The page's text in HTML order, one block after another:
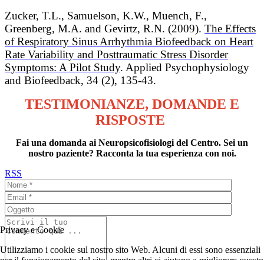
Zucker, T.L., Samuelson, K.W., Muench, F.,
Greenberg, M.A. and Gevirtz, R.N. (2009). The Effects
of Respiratory Sinus Arrhythmia Biofeedback on Heart
Rate Variability and Posttraumatic Stress Disorder
Symptoms: A Pilot Study. Applied Psychophysiology
and Biofeedback, 34 (2), 135-43.
TESTIMONIANZE, DOMANDE E
RISPOSTE
Fai una domanda ai Neuropsicofisiologi del Centro. Sei un
nostro paziente? Racconta la tua esperienza con noi.
RSS
Privacy e Cookie
Utilizziamo i cookie sul nostro sito Web. Alcuni di essi sono essenziali